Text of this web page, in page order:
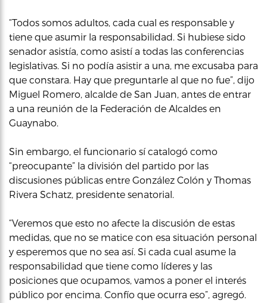
“Todos somos adultos, cada cual es responsable y
tiene que asumir la responsabilidad. Si hubiese sido
senador asistía, como asistí a todas las conferencias
legislativas. Si no podía asistir a una, me excusaba para
que constara. Hay que preguntarle al que no fue”, dijo
Miguel Romero, alcalde de San Juan, antes de entrar
a una reunión de la Federación de Alcaldes en
Guaynabo.
Sin embargo, el funcionario sí catalogó como
“preocupante” la división del partido por las
discusiones públicas entre González Colón y Thomas
Rivera Schatz, presidente senatorial.
“Veremos que esto no afecte la discusión de estas
medidas, que no se matice con esa situación personal
y esperemos que no sea así. Si cada cual asume la
responsabilidad que tiene como líderes y las
posiciones que ocupamos, vamos a poner el interés
público por encima. Confío que ocurra eso”, agregó.